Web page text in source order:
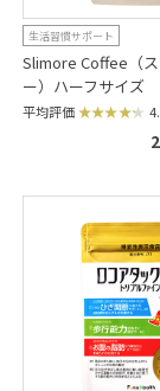
生活習慣サポート
Slimore Coffee（
ー）ハーフサイズ
平均評価